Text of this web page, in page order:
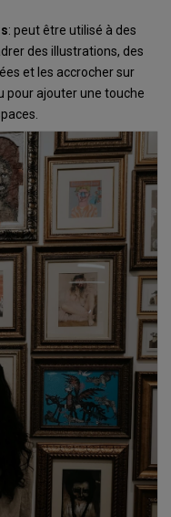
: peut être utilisé à des
des illustrations, des
et les accrocher sur
pour ajouter une touche